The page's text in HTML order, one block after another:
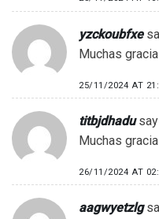
yzckoubfxe
Muchas
25/11/2024 AT
titbjdhadu
Muchas
26/11/2024 AT
aagwyetzlg